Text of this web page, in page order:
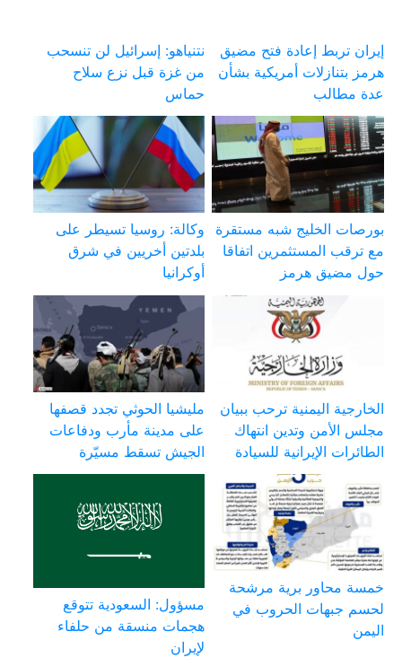
إيران تربط إعادة فتح مضيق
هرمز بتنازلات أمريكية بشأن
عدة مطالب
نتنياهو: إسرائيل لن تنسحب
من غزة قبل نزع سلاح
حماس
بورصات الخليج شبه مستقرة
مع ترقب المستثمرين اتفاقا
حول مضيق هرمز
وكالة: روسيا تسيطر على
بلدتين أخريين في شرق
أوكرانيا
الخارجية اليمنية ترحب ببيان
مجلس الأمن وتدين انتهاك
الطائرات الإيرانية للسيادة
مليشيا الحوثي تجدد قصفها
على مدينة مأرب ودفاعات
الجيش تسقط مسيّرة
خمسة محاور برية مرشحة
لحسم جبهات الحروب في
اليمن
مسؤول: السعودية تتوقع
هجمات منسقة من حلفاء
لإيران